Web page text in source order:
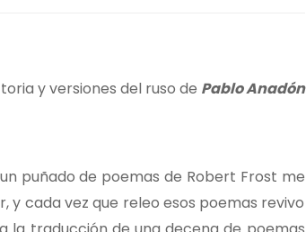
y versiones del ruso de Pablo Anadón
puñado de poemas de Robert Frost me
y cada vez que releo esos poemas revivo